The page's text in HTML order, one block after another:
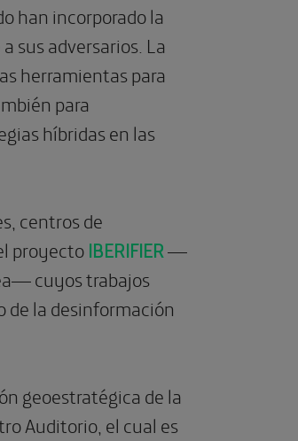
han incorporado la
sus adversarios. La
herramientas para
para
híbridas en las
centros de
proyectoIBERIFIER—
cuyos trabajos
de la desinformación
geoestratégica de la
Auditorio, el cual es